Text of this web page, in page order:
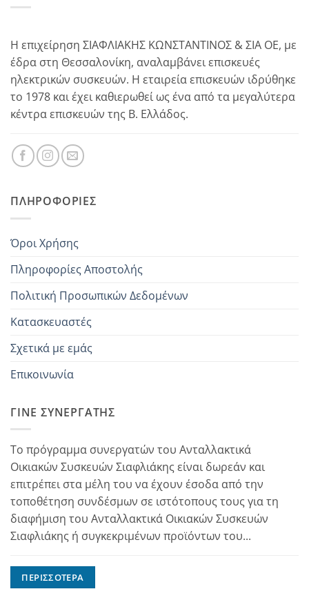
Η επιχείρηση ΣΙΑΦΛΙΑΚΗΣ ΚΩΝΣΤΑΝΤΙΝΟΣ & ΣΙΑ ΟΕ, με
έδρα στη Θεσσαλονίκη, αναλαμβάνει επισκευές
ηλεκτρικών συσκευών. Η εταιρεία επισκευών ιδρύθηκε
το 1978 και έχει καθιερωθεί ως ένα από τα μεγαλύτερα
κέντρα επισκευών της Β. Ελλάδος.
ΠΛΗΡΟΦΟΡΊΕΣ
Όροι Χρήσης
Πληροφορίες Αποστολής
Πολιτική Προσωπικών Δεδομένων
Κατασκευαστές
Σχετικά με εμάς
Επικοινωνία
ΓΊΝΕ ΣΥΝΕΡΓΆΤΗΣ
Το πρόγραμμα συνεργατών του Ανταλλακτικά
Οικιακών Συσκευών Σιαφλιάκης είναι δωρεάν και
επιτρέπει στα μέλη του να έχουν έσοδα από την
τοποθέτηση συνδέσμων σε ιστότοπους τους για τη
διαφήμιση του Ανταλλακτικά Οικιακών Συσκευών
Σιαφλιάκης ή συγκεκριμένων προϊόντων του...
ΠΕΡΙΣΣΌΤΕΡΑ